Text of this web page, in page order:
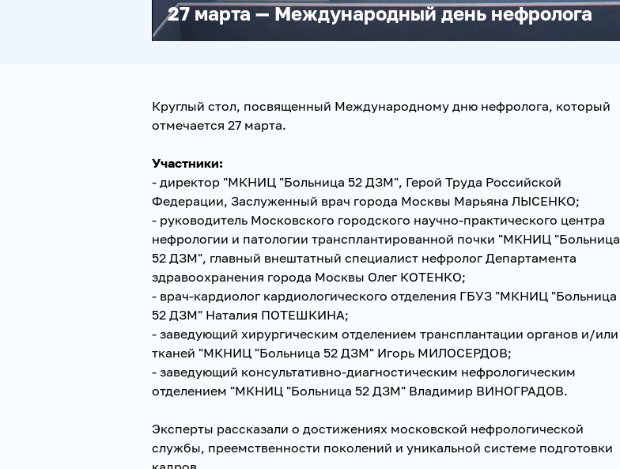
27 марта — Международный день нефролога
Круглый стол, посвященный Международному дню нефролога, который
отмечается 27 марта.
Участники:
- директор "МКНИЦ "Больница 52 ДЗМ", Герой Труда Российской
Федерации, Заслуженный врач города Москвы Марьяна ЛЫСЕНКО;
- руководитель Московского городского научно-практического центра
нефрологии и патологии трансплантированной почки "МКНИЦ "Больница
52 ДЗМ", главный внештатный специалист нефролог Департамента
здравоохранения города Москвы Олег КОТЕНКО;
- врач-кардиолог кардиологического отделения ГБУЗ "МКНИЦ "Больница
52 ДЗМ" Наталия ПОТЕШКИНА;
- заведующий хирургическим отделением трансплантации органов и/или
тканей "МКНИЦ "Больница 52 ДЗМ" Игорь МИЛОСЕРДОВ;
- заведующий консультативно-диагностическим нефрологическим
отделением "МКНИЦ "Больница 52 ДЗМ" Владимир ВИНОГРАДОВ.
Эксперты рассказали о достижениях московской нефрологической
службы, преемственности поколений и уникальной системе подготовки